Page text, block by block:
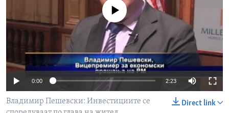
Јазици
No media source currently available
0:00 2:23
Direct link
Владимир Пешевски: Инвестициите се